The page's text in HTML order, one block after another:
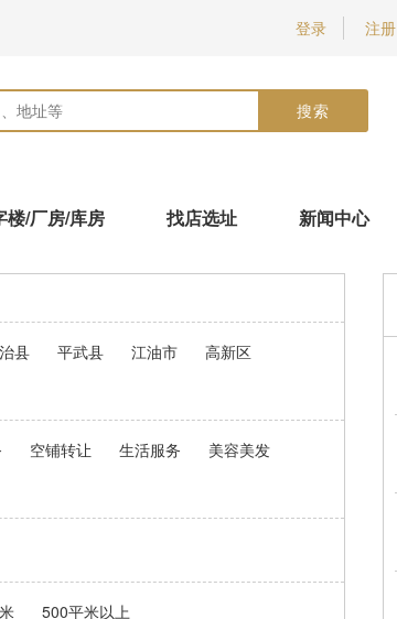
登录 注册
楼/厂房/库房 找店选址 新闻中心
县 平武县 江油市
高新区
空铺转让 生活服务
美容美发
500平米以上